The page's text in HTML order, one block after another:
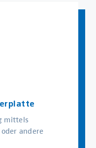
mittels
andere